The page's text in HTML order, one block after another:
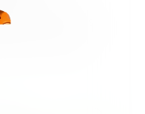
avançadas
a nutrição